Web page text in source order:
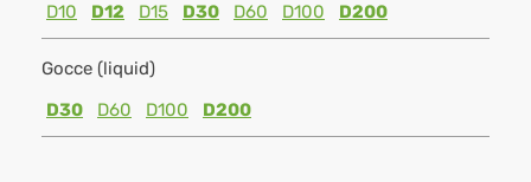
D10
D12 D15 D30 D60 D100 D200
Gocce (liquid)
D30
D60 D100 D200